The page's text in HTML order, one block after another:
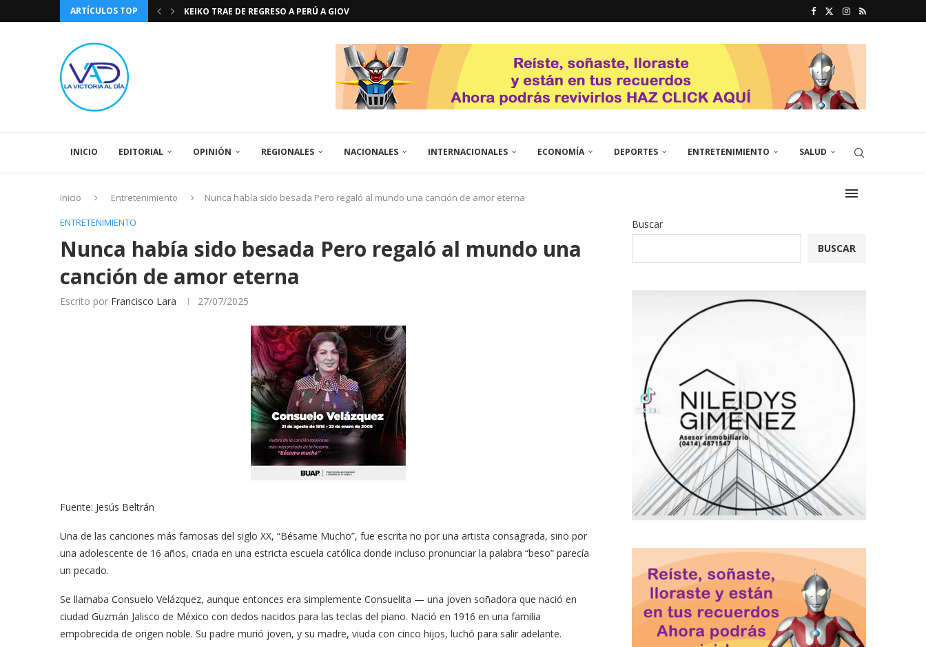
ARTÍCULOS TOP
KEIKO TRAE DE REGRESO A PERÚ A GIOVANNA
INICIO EDITORIAL OPINIÓN REGIONALES NACIONALES INTERNACIONALES ECONOMÍA DEPORTES ENTRETENIMIENTO SALUD
Inicio Entretenimiento
Nunca había sido besada Pero regaló al mundo una canción de amor eterna
ENTRETENIMIENTO
Nunca había sido besada Pero regaló al mundo una
canción de amor eterna
Escrito por Francisco Lara 27/07/2025
Fuente: Jesús Beltrán
Una de las canciones más famosas del siglo XX, “Bésame Mucho”, fue escrita no por una artista consagrada, sino por
una adolescente de 16 años, criada en una estricta escuela católica donde incluso pronunciar la palabra “beso” parecía
un pecado.
Se llamaba Consuelo Velázquez, aunque entonces era simplemente Consuelita — una joven soñadora que nació en
ciudad Guzmán Jalisco de México con dedos nacidos para las teclas del piano. Nació en 1916 en una familia
empobrecida de origen noble. Su padre murió joven, y su madre, viuda con cinco hijos, luchó para salir adelante.
Buscar
BUSCAR